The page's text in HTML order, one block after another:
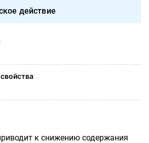
действие
к снижению содержания